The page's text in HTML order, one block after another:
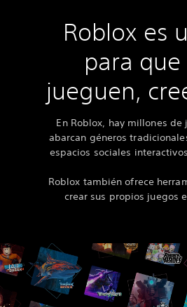
Roblox es
para
jueguen,
En Roblox, hay millones
abarcan géneros
espacios sociales
Roblox también ofrece
crear sus propios juegos